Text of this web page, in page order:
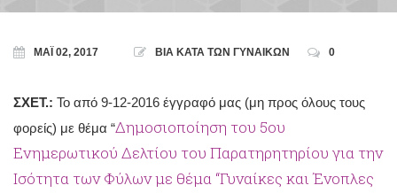
ΜΆΙ 02, 2017 ΒΙΑ ΚΑΤΑ ΤΩΝ ΓΥΝΑΙΚΩΝ 0
ΣΧΕΤ.: Το από 9-12-2016 έγγραφό μας (μη προς όλους τους
φορείς) με θέμα “Δημοσιοποίηση του 5ου
Ενημερωτικού Δελτίου του Παρατηρητηρίου για την
Ισότητα των Φύλων με θέμα “Γυναίκες και Ένοπλες